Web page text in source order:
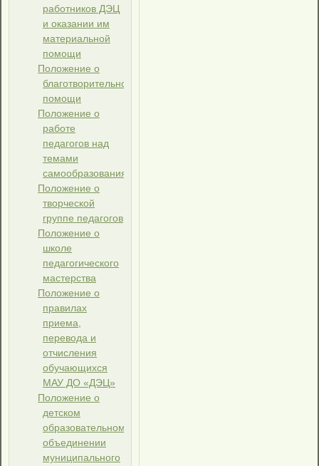
работников ДЭЦ
и оказании им
материальной
помощи
Положение о
благотворительной
помощи
Положение о
работе
педагогов над
темами
самообразования
Положение о
творческой
группе педагогов
Положение о
школе
педагогического
мастерства
Положение о
правилах
приема,
перевода и
отчисления
обучающихся
МАУ ДО «ДЭЦ»
Положение о
детском
образовательном
объединении
муниципального